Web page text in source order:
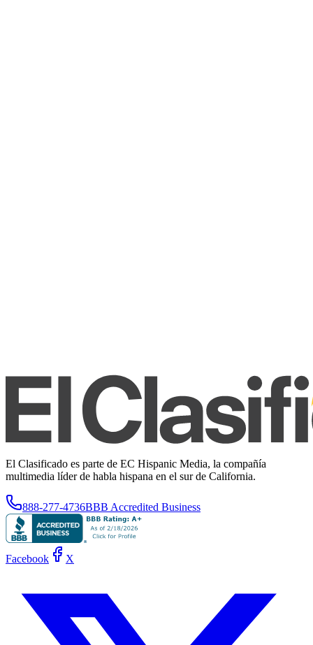
El Clasificado es parte de EC Hispanic Media, la compañía
multimedia líder de habla hispana en el sur de California.
888-277-4736BBB Accredited Business
Facebook X